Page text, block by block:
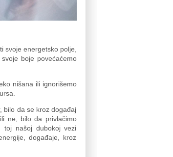
svoje energetsko polje,
boje povećaćemo
nišana ili ignorišemo
bilo da se kroz događaj
ne, bilo da privlačimo
našoj dubokoj vezi
događaje, kroz